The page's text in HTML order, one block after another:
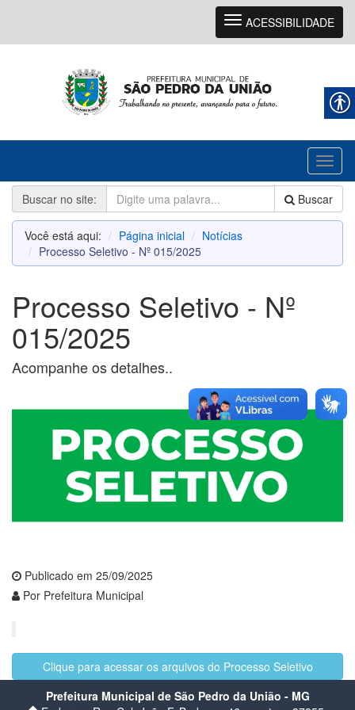
Navegação
ACESSIBILIDADE
Buscar no site:
Buscar
Você está aqui: Página inicial
Notícias
Processo Seletivo - Nº 015/2025
Processo Seletivo - Nº
015/2025
Acompanhe os detalhes..
Publicado em 25/09/2025
Por Prefeitura Municipal
Clique para acessar os arquivos do Processo Seletivo
Prefeitura Municipal de São Pedro da União - MG